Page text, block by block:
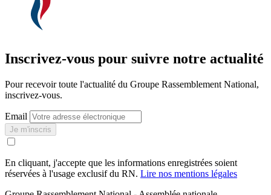
Inscrivez-vous pour suivre notre actualité
Pour recevoir toute l'actualité du Groupe Rassemblement National,
inscrivez-vous.
Email
Je m'inscris
En cliquant, j'accepte que les informations enregistrées soient
réservées à l'usage exclusif du RN. Lire nos mentions légales